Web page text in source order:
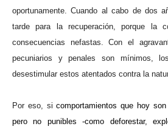
oportunamente. Cuando al cabo de dos
tarde para la recuperación, porque la
consecuencias nefastas. Con el
pecuniarios y penales son mínimos,
desestimular estos atentados contra la
Por eso, sicomportamientos que hoy
pero no punibles -como deforestar,